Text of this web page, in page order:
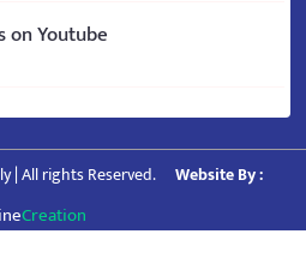
on Youtube
| All rights Reserved. Website By :
Creation